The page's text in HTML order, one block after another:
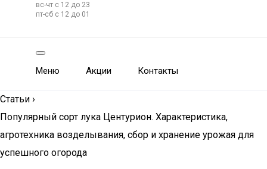
вс-чт с 12 до 23
пт-сб с 12 до 01
Меню Акции Контакты
Статьи ›
Популярный сорт лука Центурион. Характеристика,
агротехника возделывания, сбор и хранение урожая для
успешного огорода